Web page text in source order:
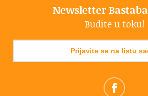
Newsletter
Budite u toku!
Prijavite se na listu